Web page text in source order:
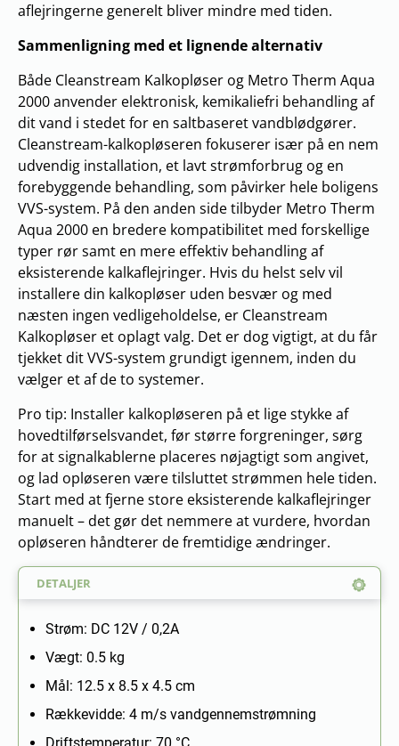
DETALJER
Strøm: DC 12V / 0,2A
Vægt: 0.5 kg
Mål: 12.5 x 8.5 x 4.5 cm
Rækkevidde: 4 m/s vandgennemstrømning
aflejringerne generelt bliver mindre med tiden.
Sammenligning med et lignende alternativ
Både Cleanstream Kalkopløser og Metro Therm Aqua
2000 anvender elektronisk, kemikaliefri behandling af
dit vand i stedet for en saltbaseret vandblødgører.
Cleanstream-kalkopløseren fokuserer især på en nem
udvendig installation, et lavt strømforbrug og en
forebyggende behandling, som påvirker hele boligens
VVS-system. På den anden side tilbyder Metro Therm
Aqua 2000 en bredere kompatibilitet med forskellige
typer rør samt en mere effektiv behandling af
eksisterende kalkaflejringer. Hvis du helst selv vil
installere din kalkopløser uden besvær og med
næsten ingen vedligeholdelse, er Cleanstream
Kalkopløser et oplagt valg. Det er dog vigtigt, at du får
tjekket dit VVS-system grundigt igennem, inden du
vælger et af de to systemer.
Pro tip: Installer kalkopløseren på et lige stykke af
hovedtilførselsvandet, før større forgreninger, sørg
for at signalkablerne placeres nøjagtigt som angivet,
og lad opløseren være tilsluttet strømmen hele tiden.
Start med at fjerne store eksisterende kalkaflejringer
manuelt – det gør det nemmere at vurdere, hvordan
opløseren håndterer de fremtidige ændringer.